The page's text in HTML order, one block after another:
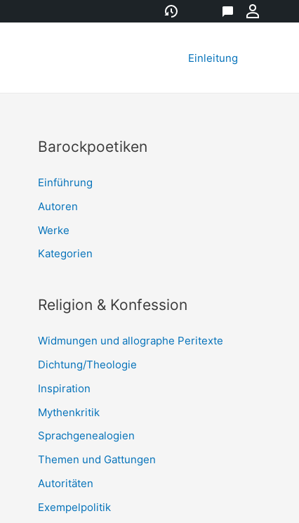
Versionsgeschichte
Diskussion
Einleitung
Barockpoetiken
Einführung
Autoren
Werke
Kategorien
Religion & Konfession
Widmungen und allographe Peritexte
Dichtung/Theologie
Inspiration
Mythenkritik
Sprachgenealogien
Themen und Gattungen
Autoritäten
Exempelpolitik